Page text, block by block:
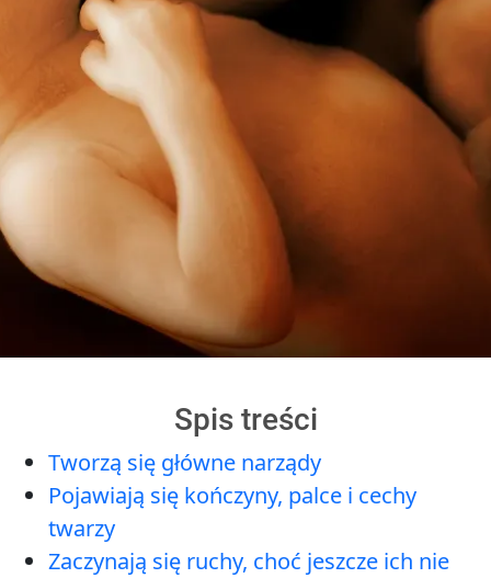
Spis treści
Tworzą się główne narządy
Pojawiają się kończyny, palce i cechy
twarzy
Zaczynają się ruchy, choć jeszcze ich nie